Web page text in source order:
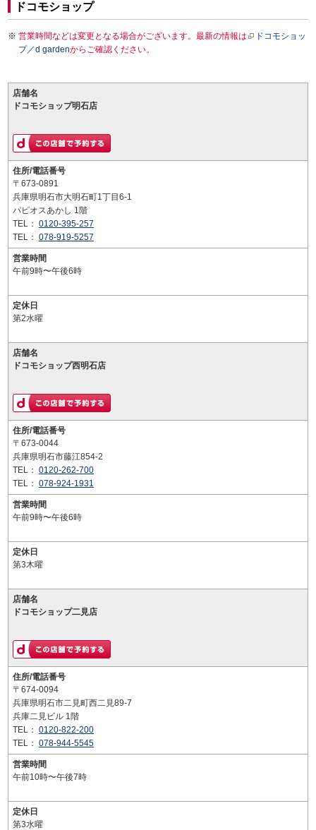
ドコモショップ
営業時間などは変更となる場合がございます。最新の情報は
ドコモショッ
プ／d gardenからご確認ください。
店舗名
ドコモショップ明石店
住所/電話番号
〒673-0891
兵庫県明石市大明石町1丁目6-1
パピオスあかし 1階
TEL： 0120-395-257
TEL： 078-919-5257
営業時間
午前9時〜午後6時
定休日
第2水曜
店舗名
ドコモショップ西明石店
住所/電話番号
〒673-0044
兵庫県明石市藤江854-2
TEL： 0120-262-700
TEL： 078-924-1931
営業時間
午前9時〜午後6時
定休日
第3木曜
店舗名
ドコモショップ二見店
住所/電話番号
〒674-0094
兵庫県明石市二見町西二見89-7
兵庫二見ビル 1階
TEL： 0120-822-200
TEL： 078-944-5545
営業時間
午前10時〜午後7時
定休日
第3水曜